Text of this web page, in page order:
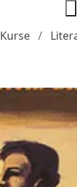
Kurse